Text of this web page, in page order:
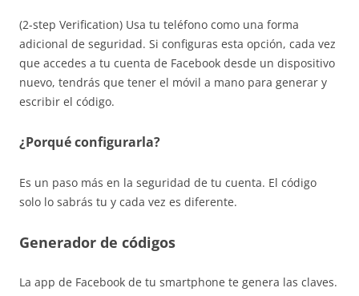
(2-step Verification) Usa tu teléfono como una forma
adicional de seguridad. Si configuras esta opción, cada vez
que accedes a tu cuenta de Facebook desde un dispositivo
nuevo, tendrás que tener el móvil a mano para generar y
escribir el código.
¿Porqué configurarla?
Es un paso más en la seguridad de tu cuenta. El código
solo lo sabrás tu y cada vez es diferente.
Generador de códigos
La app de Facebook de tu smartphone te genera las claves.